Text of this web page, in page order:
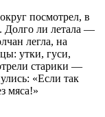
посмотрел, в
Долго ли летала —
легла, на
утки, гуси,
старики —
«Если так
мяса!»